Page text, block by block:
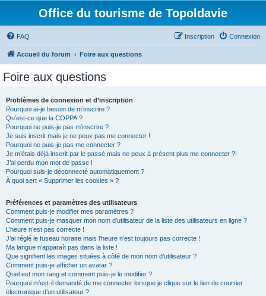
Office du tourisme de Topoldavie
FAQ Connexion
Inscription
Accueil du forum Foire aux questions
Foire aux questions
Problèmes de connexion et d’inscription
Pourquoi ai-je besoin de m’inscrire ?
Qu’est-ce que la COPPA ?
Pourquoi ne puis-je pas m’inscrire ?
Je suis inscrit mais je ne peux pas me connecter !
Pourquoi ne puis-je pas me connecter ?
Je m’étais déjà inscrit par le passé mais ne peux à présent plus me connecter ?!
J’ai perdu mon mot de passe !
Pourquoi suis-je déconnecté automatiquement ?
À quoi sert « Supprimer les cookies » ?
Préférences et paramètres des utilisateurs
Comment puis-je modifier mes paramètres ?
Comment puis-je masquer mon nom d’utilisateur de la liste des utilisateurs en ligne ?
L’heure n’est pas correcte !
J’ai réglé le fuseau horaire mais l’heure n’est toujours pas correcte !
Ma langue n’apparaît pas dans la liste !
Que signifient les images situées à côté de mon nom d’utilisateur ?
Comment puis-je afficher un avatar ?
Quel est mon rang et comment puis-je le modifier ?
Pourquoi m’est-il demandé de me connecter lorsque je clique sur le lien de courrier
électronique d’un utilisateur ?